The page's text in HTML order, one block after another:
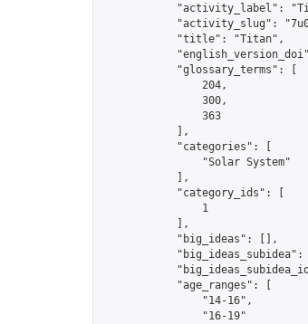
"activity_label":
"activity_slug":
            "title": "Titan",
            "glossary_terms": [
                204,
                300,
                363
            ],
            "categories": [
                "Solar System"
            ],
            "category_ids": [
                1
            ],
            "big_ideas": [],
"big_ideas_subidea":
            "age_ranges": [
                "14-16",
                "16-19"